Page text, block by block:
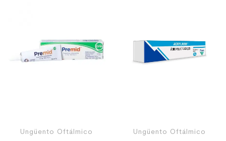
Ungüento Oftálmico Ungüento Oftálmico